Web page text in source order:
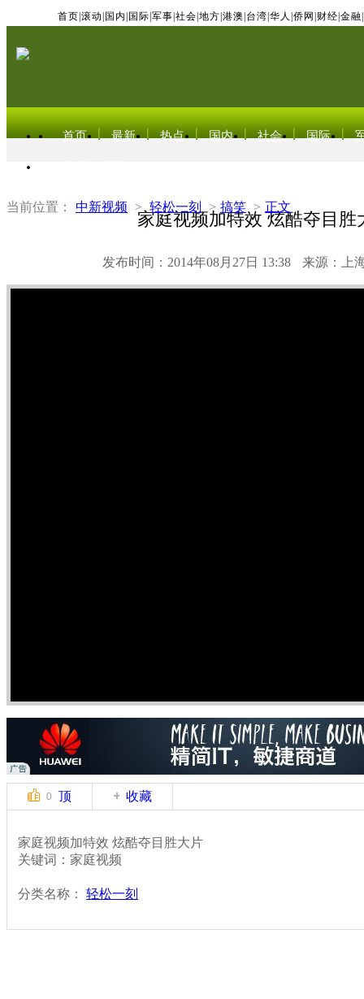
首页 滚动 国内 国际 军事 社会 地方 港澳 台湾 华人 侨网 财经 金融
首页 最新 热点 国内 社会 国际
当前位置： 中新视频 > 轻松一刻 > 搞笑 > 正文
家庭视频加特效 炫酷夺目胜
发布时间：2014年08月27日 13:38 来源：上
0 顶 收藏
家庭视频加特效 炫酷夺目胜大片
关键词：家庭视频
分类名称： 轻松一刻